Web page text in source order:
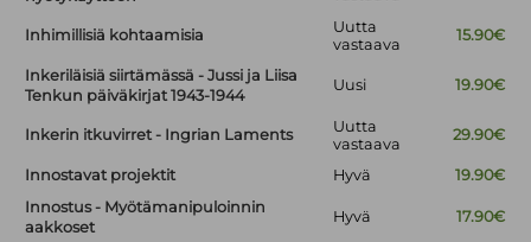
Inhimillisiä kohtaamisia
Uutta
vastaava
15.90€
Inkeriläisiä siirtämässä - Jussi ja Liisa
Tenkun päiväkirjat 1943-1944
Uusi 19.90€
Inkerin itkuvirret - Ingrian Laments
Uutta
vastaava
29.90€
Innostavat projektit Hyvä
19.90€
Innostus - Myötämanipuloinnin
aakkoset
Hyvä 17.90€